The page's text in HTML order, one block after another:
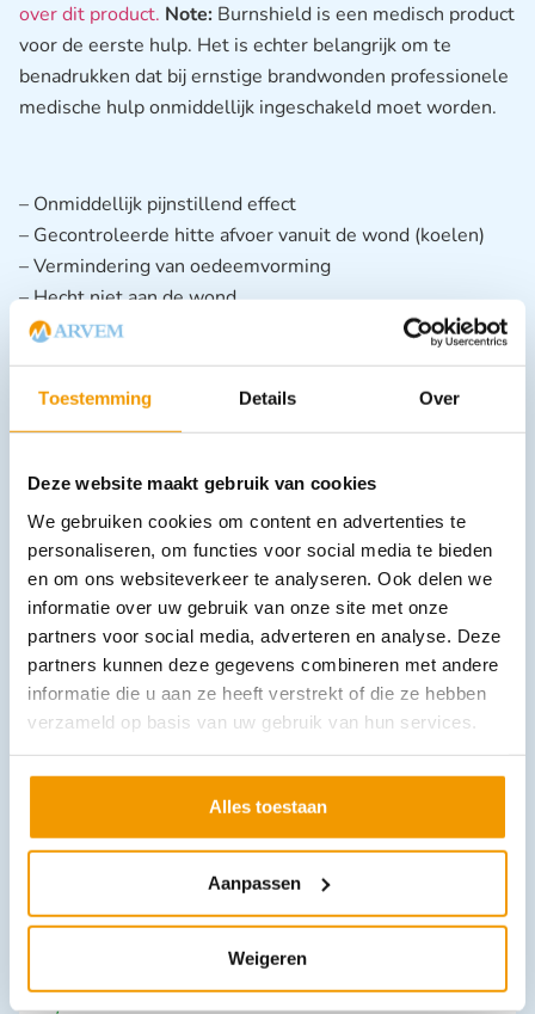
Toestemming Details Over
Deze website maakt gebruik van cookies
We gebruiken cookies om content en advertenties te
personaliseren, om functies voor social media te bieden
en om ons websiteverkeer te analyseren. Ook delen we
informatie over uw gebruik van onze site met onze
partners voor social media, adverteren en analyse. Deze
partners kunnen deze gegevens combineren met andere
informatie die u aan ze heeft verstrekt of die ze hebben
verzameld op basis van uw gebruik van hun services.
Alles toestaan
Aanpassen
Weigeren
Downloads
over dit product. Note: Burnshield is een medisch product
voor de eerste hulp. Het is echter belangrijk om te
benadrukken dat bij ernstige brandwonden professionele
medische hulp onmiddellijk ingeschakeld moet worden.
– Onmiddellijk pijnstillend effect
– Gecontroleerde hitte afvoer vanuit de wond (koelen)
– Vermindering van oedeemvorming
– Hecht niet aan de wond
– Een steriele en antibacteriële werking
– Beïnvloedt de wonddiagnose niet
– Bevorderd de bloeddoorstroming
Andere producten in deze
categorie: